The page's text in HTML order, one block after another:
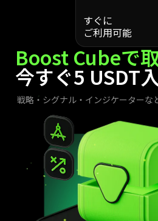
すぐに
ご利用可能
Boost Cubeで
今すぐ5 USDT
戦略・シグナル・インジケーターな